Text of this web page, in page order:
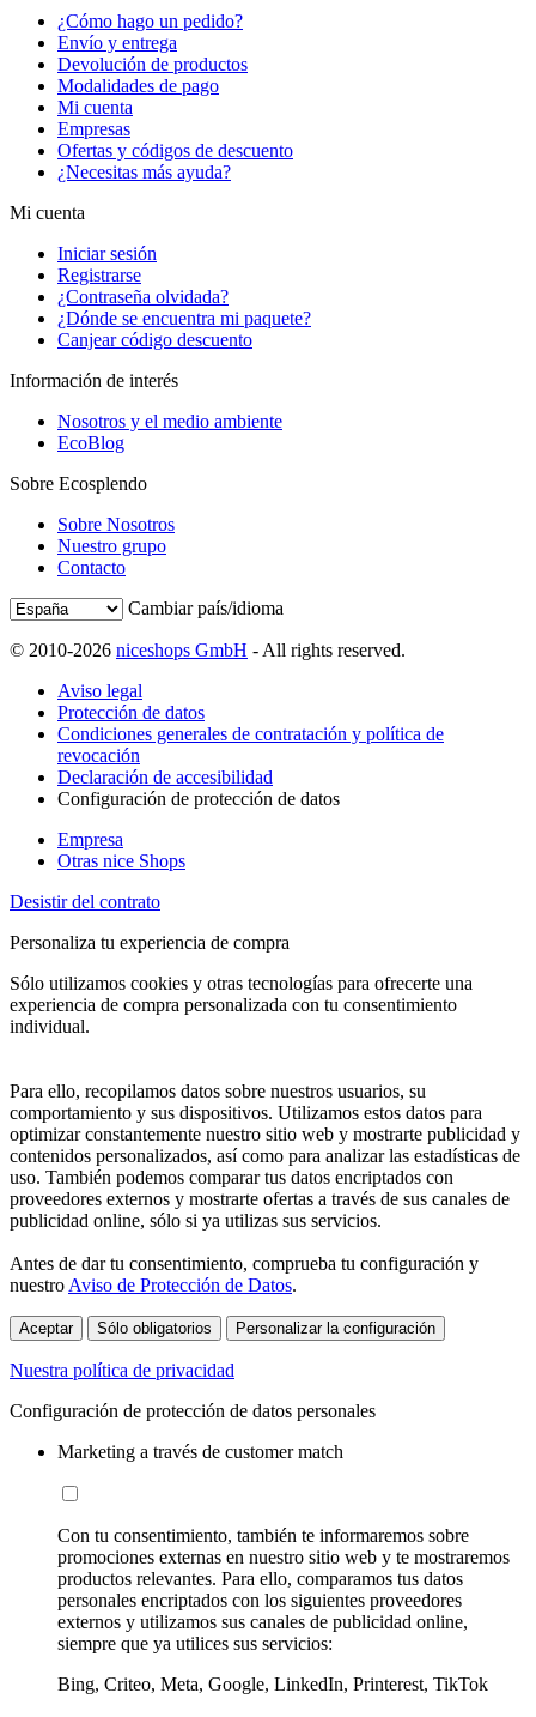
¿Cómo hago un pedido?
Envío y entrega
Devolución de productos
Modalidades de pago
Mi cuenta
Empresas
Ofertas y códigos de descuento
¿Necesitas más ayuda?
Mi cuenta
Iniciar sesión
Registrarse
¿Contraseña olvidada?
¿Dónde se encuentra mi paquete?
Canjear código descuento
Información de interés
Nosotros y el medio ambiente
EcoBlog
Sobre Ecosplendo
Sobre Nosotros
Nuestro grupo
Contacto
Cambiar país/idioma
© 2010-2026 niceshops GmbH - All rights reserved.
Aviso legal
Protección de datos
Condiciones generales de contratación y política de
revocación
Declaración de accesibilidad
Configuración de protección de datos
Empresa
Otras nice Shops
Desistir del contrato
Personaliza tu experiencia de compra
Sólo utilizamos cookies y otras tecnologías para ofrecerte una
experiencia de compra personalizada con tu consentimiento
individual.
Para ello, recopilamos datos sobre nuestros usuarios, su
comportamiento y sus dispositivos. Utilizamos estos datos para
optimizar constantemente nuestro sitio web y mostrarte publicidad y
contenidos personalizados, así como para analizar las estadísticas de
uso. También podemos comparar tus datos encriptados con
proveedores externos y mostrarte ofertas a través de sus canales de
publicidad online, sólo si ya utilizas sus servicios.
Antes de dar tu consentimiento, comprueba tu configuración y
nuestro Aviso de Protección de Datos.
Aceptar Sólo obligatorios Personalizar la configuración
Nuestra política de privacidad
Configuración de protección de datos personales
Marketing a través de customer match
Con tu consentimiento, también te informaremos sobre
promociones externas en nuestro sitio web y te mostraremos
productos relevantes. Para ello, comparamos tus datos
personales encriptados con los siguientes proveedores
externos y utilizamos sus canales de publicidad online,
siempre que ya utilices sus servicios:
Bing, Criteo, Meta, Google, LinkedIn, Printerest, TikTok